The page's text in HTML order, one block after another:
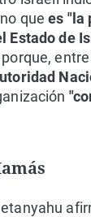
quees "la
Estado de